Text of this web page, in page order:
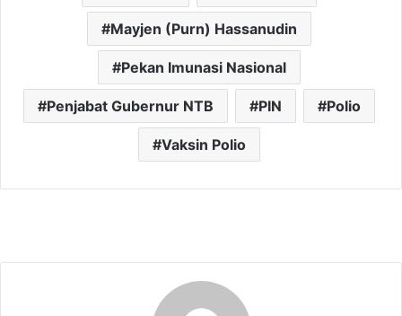
Mayjen (Purn) Hassanudin
Pekan Imunasi Nasional
Penjabat Gubernur NTB PIN Polio
Vaksin Polio